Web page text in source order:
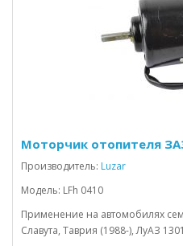
Моторчик отопителя
Производитель: Luzar
Модель: LFh 0410
Применение на автомобилях
Славута, Таврия (1988-), ЛуАЗ